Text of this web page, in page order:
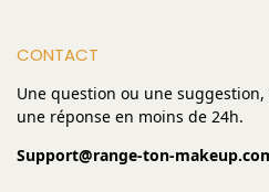
CONTACT
Une question ou une
une réponse en moins de 24h.
Support@range-ton-